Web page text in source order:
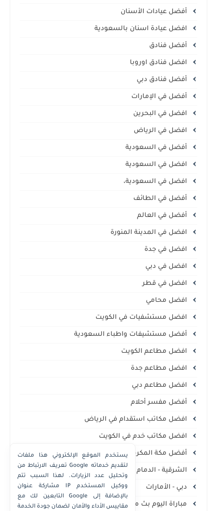
أفضل عيادات الأسنان
افضل عيادة اسنان بالسعودية
أفضل فنادق
افضل فنادق اوروبا
أفضل فنادق دبي
أفضل في الإمارات
افضل في البحرين
افضل في الرياض
أفضل في السعودية
افضل في السعودية
افضل في السعودية،
أفضل في الطائف
أفضل في العالم
افضل في المدينة المنورة
افضل في جدة
افضل في دبي
افضل في قطر
افضل محامي
افضل مستشفيات في الكويت
أفضل مستشيفات واطباء السعودية
افضل مطاعم الكويت
افضل مطاعم جدة
افضل مطاعم دبي
أفضل مفسر أحلام
افضل مكاتب استقدام في الرياض
افضل مكاتب خدم في الكويت
أفضل مكة المكرمة
الشرقية - الدمام الخبر
دبي - الأمارات
مباراة اليوم بث مباشر
يستخدم الموقع الإلكتروني هذا ملفات
تعريف الارتباط من Google لتقديم خدماته
وتحليل عدد الزيارات. لهذا السبب تتم
مشاركة عنوان IP ووكيل المستخدم
التابعين لك مع Google بالإضافة إلى
مقاييس الأداء والأمان لضمان جودة الخدمة